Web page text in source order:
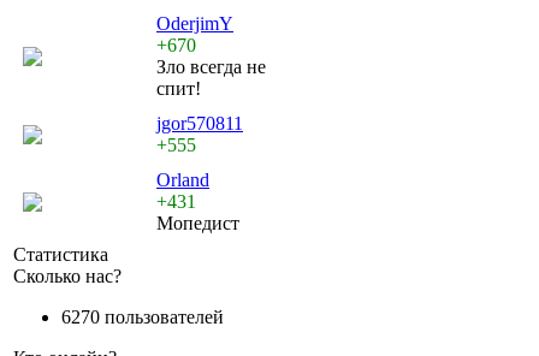
OderjimY
+670
Зло всегда не
спит!
jgor570811
+555
Orland
+431
Мопедист
Статистика
Сколько нас?
6270 пользователей